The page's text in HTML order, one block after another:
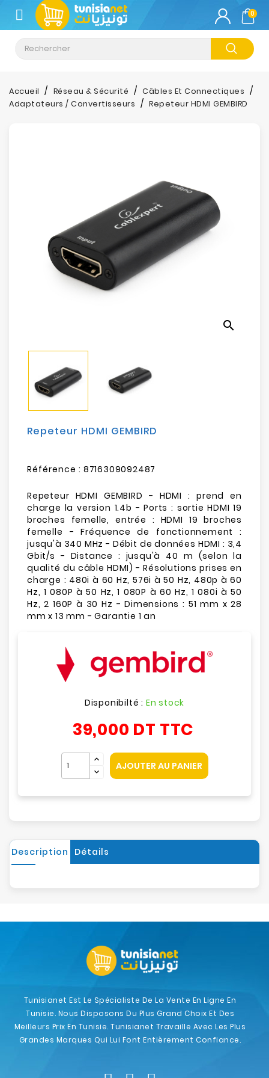
CATÉGORIE
Climatisation
Informatique
Electroménager
Mobilités
0
Accueil Réseau & Sécurité
Câbles Et Connectiques
Adaptateurs / Convertisseurs
Repeteur HDMI GEMBIRD
search
Repeteur HDMI GEMBIRD
Référence : 8716309092487
Repeteur HDMI GEMBIRD - HDMI : prend en
charge la version 1.4b - Ports : sortie HDMI 19
broches femelle, entrée : HDMI 19 broches
femelle - Fréquence de fonctionnement :
jusqu'à 340 MHz - Débit de données HDMI : 3,4
Gbit/s - Distance : jusqu'à 40 m (selon la
qualité du câble HDMI) - Résolutions prises en
charge : 480i à 60 Hz, 576i à 50 Hz, 480p à 60
Hz, 1 080P à 50 Hz, 1 080P à 60 Hz, 1 080i à 50
Hz, 2 160P à 30 Hz - Dimensions : 51 mm x 28
mm x 13 mm - Garantie 1 an
Disponibilté : En stock
39,000 DT TTC
AJOUTER AU PANIER
Description Détails
Tunisianet Est Le Spécialiste De La Vente En Ligne En
Tunisie. Nous Disposons Du Plus Grand Choix Et Des
Meilleurs Prix En Tunisie. Tunisianet Travaille Avec Les Plus
Grandes Marques Qui Lui Font Entièrement Confiance.